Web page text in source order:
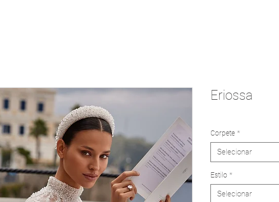
Eriossa
Corpete *
Selecionar
Estilo *
Selecionar